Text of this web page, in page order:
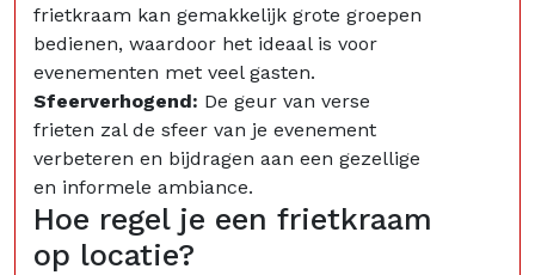
frietkraam kan gemakkelijk grote groepen
bedienen, waardoor het ideaal is voor
evenementen met veel gasten.
Sfeerverhogend: De geur van verse
frieten zal de sfeer van je evenement
verbeteren en bijdragen aan een gezellige
en informele ambiance.
Hoe regel je een frietkraam
op locatie?